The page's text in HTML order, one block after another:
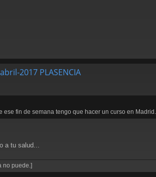
2017 PLASENCIA
ese fin de semana tengo que hacer un curso en
a tu salud...
no puede.]